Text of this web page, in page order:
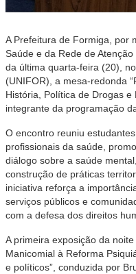
A Prefeitura de Formiga, por
Saúde e da Rede de
da última quarta-feira (20),
(UNIFOR), a mesa-redonda
História, Política de Drogas e
integrante da programação
O encontro reuniu
profissionais da saúde,
diálogo sobre a saúde
construção de práticas
iniciativa reforça a
serviços públicos e
com a defesa dos direitos
A primeira exposição da
Manicomial à Reforma
e políticos”, conduzida por